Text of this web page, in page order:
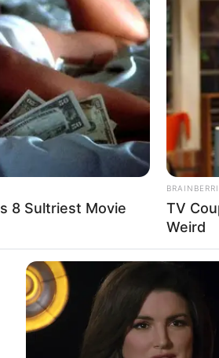
impérativement
parcours la dernière fois. Il bénéficie
malgré la pénalisation. Son
un grand coup en tête de
dans le final
reste en excellente forme malgré la
performante sur le mile et sur ce tracé.
toutes ses courses et vise encore
Son dernier travail est
ne l’aide pas mais il a déjà bien
bel accessit.
8 Sultriest Movie
TV
Weird